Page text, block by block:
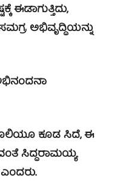
ಅಭಿವೃದ್ಧಿಯನ್ನು
ಕೂಡ ಸಿದೆ, ಈ
ಸಿದ್ಧರಾಮಯ್ಯ